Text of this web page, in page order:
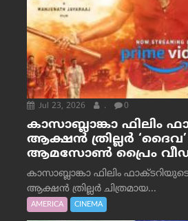
Jul 23, 2026 . 0
കാസാബ്ലാങ്കാ ഫിലിം
ആക്ഷൻ ത്രില്ലർ ‘ദൈവ’
ആമസോൺ പ്രൈം
കാസാബ്ലാങ്കാ ഫിലിം
ആക്ഷൻ ത്രില്ലർ ചിത്രമായ...
AMERICA CINEMA